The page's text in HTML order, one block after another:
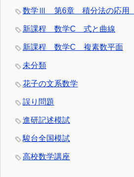
数学Ⅲ 第6章 積分法の応用
新課程 数学C 式と曲線
新課程 数学C 複素数平面
未分類
花子の文系数学
誤り問題
進研記述模試
駿台全国模試
高校数学講座